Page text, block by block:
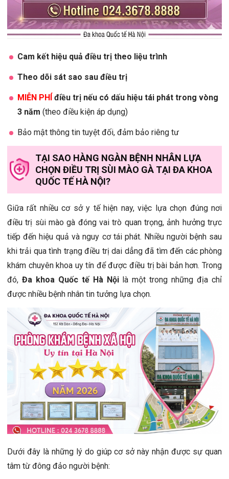
Cam kết hiệu quả điều trị theo liệu trình
Theo dõi sát sao sau điều trị
MIỄN PHÍ điều trị nếu có dấu hiệu tái phát trong vòng
3 năm (theo điều kiện áp dụng)
Bảo mật thông tin tuyệt đối, đảm bảo riêng tư
TẠI SAO HÀNG NGÀN BỆNH NHÂN LỰA
CHỌN ĐIỀU TRỊ SÙI MÀO GÀ TẠI ĐA KHOA
QUỐC TẾ HÀ NỘI?
Giữa rất nhiều cơ sở y tế hiện nay, việc lựa chọn đúng nơi
điều trị sùi mào gà đóng vai trò quan trọng, ảnh hưởng trực
tiếp đến hiệu quả và nguy cơ tái phát. Nhiều người bệnh sau
khi trải qua tình trạng điều trị dai dẳng đã tìm đến các phòng
khám chuyên khoa uy tín để được điều trị bài bản hơn. Trong
đó, Đa khoa Quốc tế Hà Nộilà một trong những địa chỉ
được nhiều bệnh nhân tin tưởng lựa chọn.
Dưới đây là những lý do giúp cơ sở này nhận được sự quan
tâm từ đông đảo người bệnh: